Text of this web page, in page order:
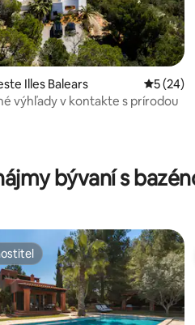
4,84 z 5, počet hodnotení: 75
Illes Balears
5 (24)
výhľady v kontakte s prírodou
bývaní s